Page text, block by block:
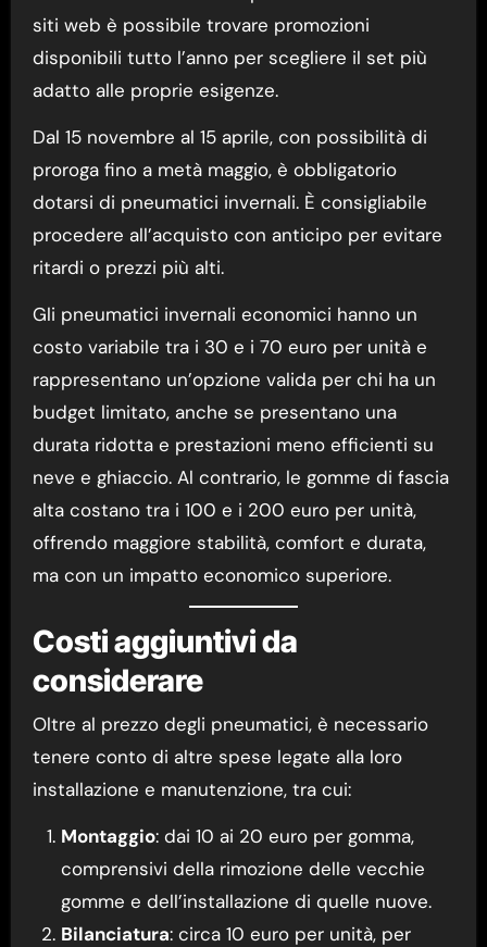
siti web è possibile trovare promozioni
disponibili tutto l’anno per scegliere il set più
adatto alle proprie esigenze.
Dal 15 novembre al 15 aprile, con possibilità di
proroga fino a metà maggio, è obbligatorio
dotarsi di pneumatici invernali. È consigliabile
procedere all’acquisto con anticipo per evitare
ritardi o prezzi più alti.
Gli pneumatici invernali economici hanno un
costo variabile tra i 30 e i 70 euro per unità e
rappresentano un’opzione valida per chi ha un
budget limitato, anche se presentano una
durata ridotta e prestazioni meno efficienti su
neve e ghiaccio. Al contrario, le gomme di fascia
alta costano tra i 100 e i 200 euro per unità,
offrendo maggiore stabilità, comfort e durata,
ma con un impatto economico superiore.
Costi aggiuntivi da
considerare
Oltre al prezzo degli pneumatici, è necessario
tenere conto di altre spese legate alla loro
installazione e manutenzione, tra cui:
Montaggio: dai 10 ai 20 euro per gomma,
comprensivi della rimozione delle vecchie
gomme e dell’installazione di quelle nuove.
Bilanciatura: circa 10 euro per unità, per